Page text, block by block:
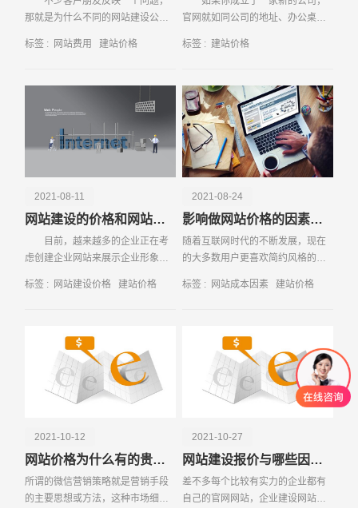
那就是为什么不同的网站建设公司
方做一个企业营销型网站，一个建
标签 : 网站费用 建站价格
官网就如同公司的地址、办公桌、
施和设备，也是一家公司的必备工
标签 : 建站价格
2021-08-11
网站建设的价格和网站类型息息相关
目前，越来越多的企业正在考
虑创建企业网站来展示企业形象，
渠道，或者建立企业内部网来帮助
标签 : 网站建设价格 建站价格
2021-08-24
影响做网站价格的因素有哪些
随着互联网时代的不断发展，现在
的大多数用户更喜欢简约风格的网
风格也慢慢变成企业进行网站设计
标签 : 网站成本因素 建站价格
2021-10-12
网站价格为什么有的贵而有的很便宜
所谓的微信营销策略就是营销手段
的主要思想或方法，这种市场细分
2021-10-27
网站建设报价与哪些因素有关
差不多每个比较有实力的企业都有
自己的官网网站，企业建设网站还